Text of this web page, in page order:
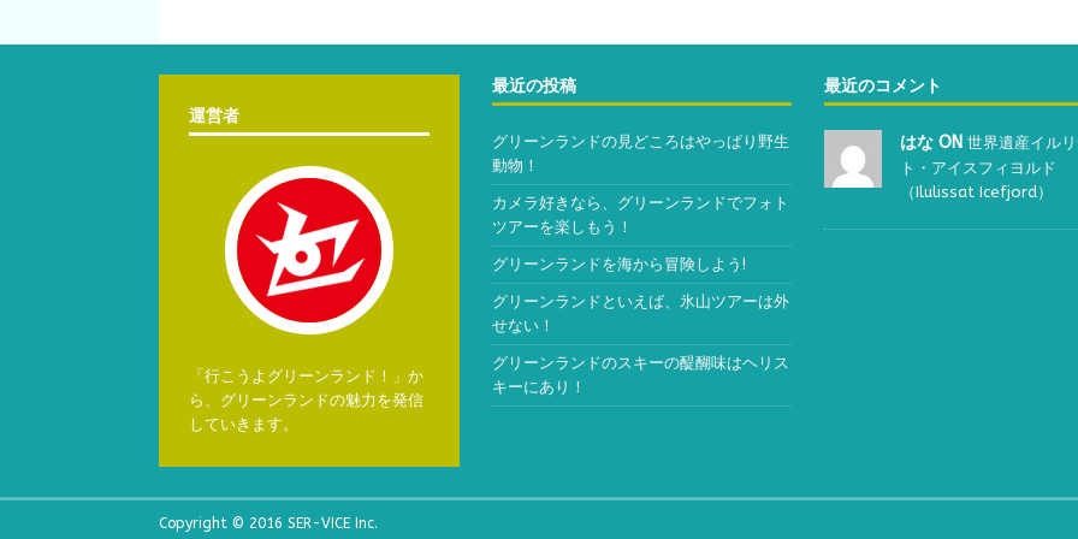
運営者
「行こうよグリーンランド！」か
ら、グリーンランドの魅力を発信
していきます。
最近の投稿
グリーンランドの見どころはやっぱり野生
動物！
カメラ好きなら、グリーンランドでフォト
ツアーを楽しもう！
グリーンランドを海から冒険しよう!
グリーンランドといえば、氷山ツアーは外
せない！
グリーンランドのスキーの醍醐味はヘリス
キーにあり！
最近のコメント
はな ON世界遺産イル
ト・アイスフィヨルド
（Ilulissat Icefjord）
Copyright © 2016 SER-VICE Inc.